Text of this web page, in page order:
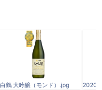
白鶴 大吟醸（モンド）.jpg